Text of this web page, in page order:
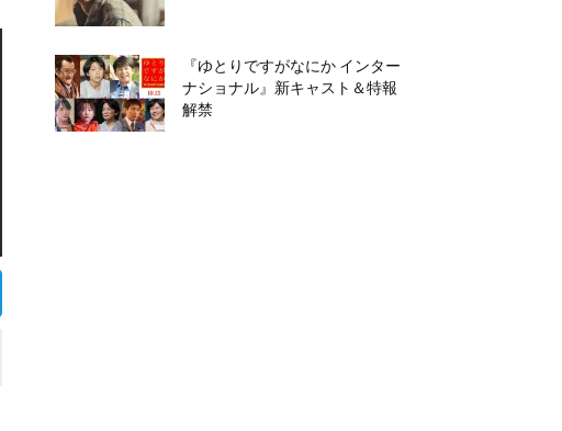
『ゆとりですがなにか インター
ナショナル』新キャスト＆特報
解禁